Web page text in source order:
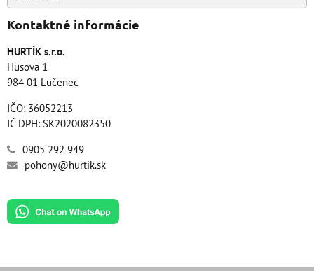
Kontaktné informácie
HURTÍK s.r.o.
Husova 1
984 01 Lučenec
IČO: 36052213
IČ DPH: SK2020082350
0905 292 949
pohony@hurtik.sk